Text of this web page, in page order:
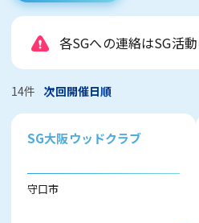
各SGへの連絡はSG活
14件 次回開催日順
SG大阪ウッドクラブ
守口市